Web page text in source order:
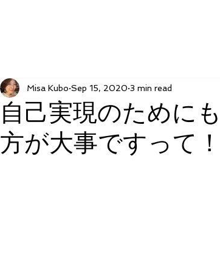
自己実現のために
方が大事ですって！
Misa Kubo Sep 15, 2020 3 min read